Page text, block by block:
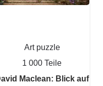
Art puzzle
1 000 Teile
Maclean: Blick auf